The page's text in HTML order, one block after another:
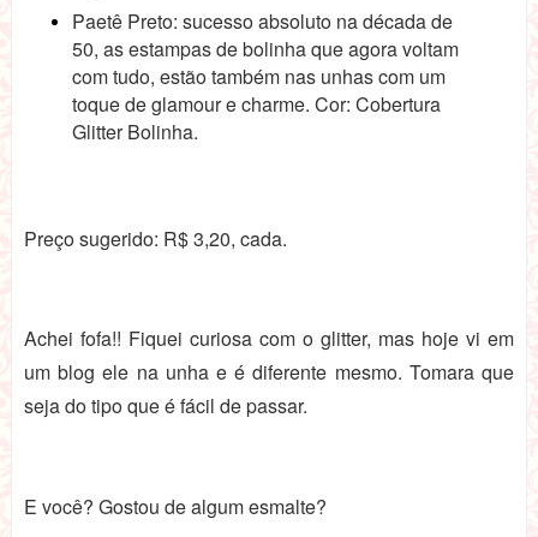
Paetê Preto: sucesso absoluto na década de
50, as estampas de bolinha que agora voltam
com tudo, estão também nas unhas com um
toque de glamour e charme. Cor: Cobertura
Glitter Bolinha.
Preço sugerido: R$ 3,20, cada.
Achei fofa!! Fiquei curiosa com o glitter, mas hoje vi em
um blog ele na unha e é diferente mesmo. Tomara que
seja do tipo que é fácil de passar.
E você? Gostou de algum esmalte?